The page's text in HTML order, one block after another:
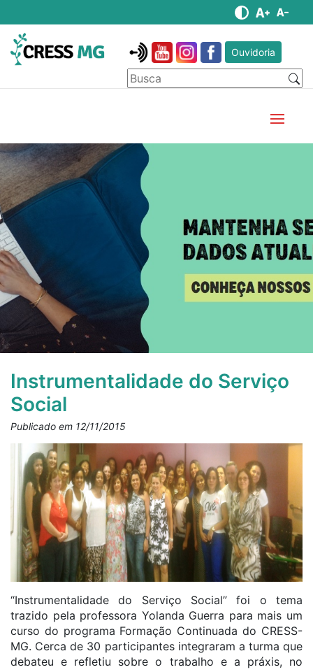
Ouvidoria
Instrumentalidade do Serviço
Social
Publicado em 12/11/2015
“Instrumentalidade do Serviço Social” foi o tema
trazido pela professora Yolanda Guerra para mais um
curso do programa Formação Continuada do CRESS-
MG. Cerca de 30 participantes integraram a turma que
debateu e refletiu sobre o trabalho e a práxis, no